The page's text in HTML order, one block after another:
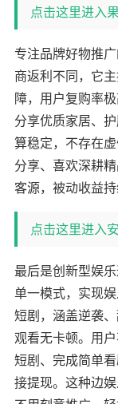
点击这里进入
专注品牌好物推
商返利不同，它
障，用户复购率
分享优质家居、
算稳定，不存在
分享、喜欢深耕
客源，被动收益
点击这里进入
最后是创新型娱
单一模式，实现
短剧，涵盖逆袭
观看无卡顿。用
短剧、完成简单
接提现。这种边